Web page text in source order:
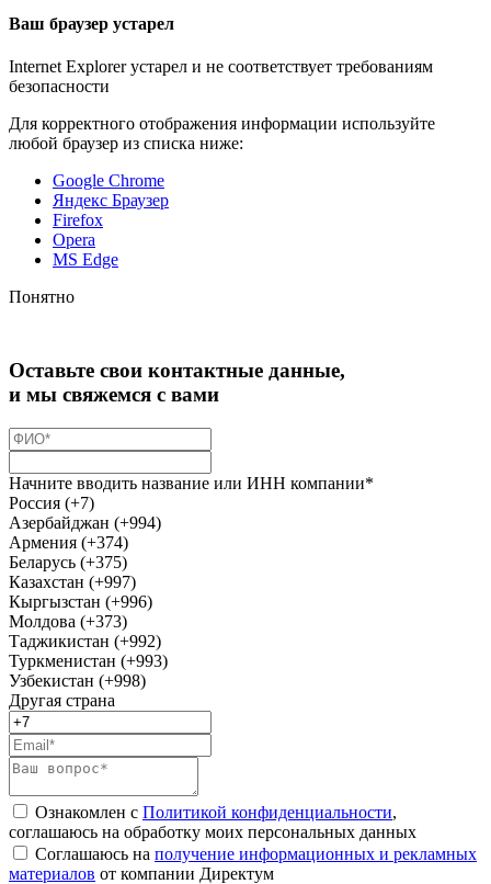
Ваш браузер устарел
Internet Explorer устарел и не соответствует требованиям
безопасности
Для корректного отображения информации используйте
любой браузер из списка ниже:
Google Chrome
Яндекс Браузер
Firefox
Opera
MS Edge
Понятно
Оставьте свои контактные данные,
и мы свяжемся с вами
Начните вводить название или ИНН компании*
Россия (+7)
Азербайджан (+994)
Армения (+374)
Беларусь (+375)
Казахстан (+997)
Кыргызстан (+996)
Молдова (+373)
Таджикистан (+992)
Туркменистан (+993)
Узбекистан (+998)
Другая страна
Ознакомлен с Политикой конфиденциальности,
соглашаюсь на обработку моих персональных данных
Соглашаюсь на получение информационных и рекламных
материалов от компании Директум